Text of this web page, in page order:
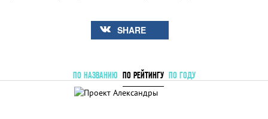
SHARE
ПО НАЗВАНИЮ ПО РЕЙТИНГУ ПО ГОДУ